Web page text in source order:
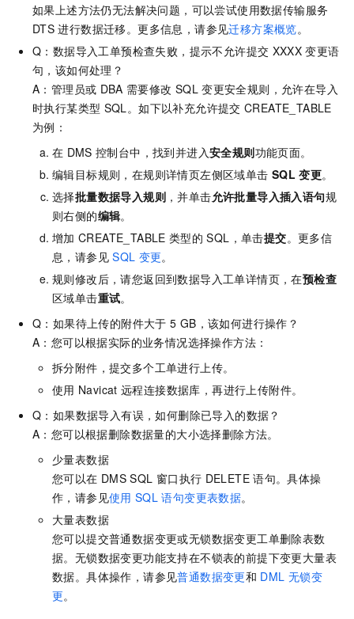
如果上述方法仍无法解决问题，可以尝试使用数据传输服务
DTS 进行数据迁移。更多信息，请参见迁移方案概览。
Q：数据导入工单预检查失败，提示不允许提交 XXXX 变更语
句，该如何处理？
A：管理员或 DBA 需要修改 SQL 变更安全规则，允许在导入
时执行某类型 SQL。如下以补充允许提交 CREATE_TABLE
为例：
在 DMS 控制台中，找到并进入安全规则功能页面。
编辑目标规则，在规则详情页左侧区域单击 SQL 变更。
选择批量数据导入规则 ，并单击允许批量导入插入语句规
则右侧的编辑。
增加 CREATE_TABLE 类型的 SQL，单击提交。更多信
息，请参见 SQL 变更。
规则修改后，请您返回到数据导入工单详情页，在预检查
区域单击重试。
Q：如果待上传的附件大于 5 GB，该如何进行操作？
A：您可以根据实际的业务情况选择操作方法：
拆分附件，提交多个工单进行上传。
使用 Navicat 远程连接数据库，再进行上传附件。
Q：如果数据导入有误，如何删除已导入的数据？
A：您可以根据删除数据量的大小选择删除方法。
少量表数据
您可以在 DMS SQL 窗口执行 DELETE 语句。具体操
作，请参见使用 SQL 语句变更表数据。
大量表数据
您可以提交普通数据变更或无锁数据变更工单删除表数
据。无锁数据变更功能支持在不锁表的前提下变更大量表
数据。具体操作，请参见普通数据变更和 DML 无锁变
更。